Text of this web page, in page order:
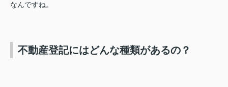
なんですね。
不動産登記にはどんな種類があるの？